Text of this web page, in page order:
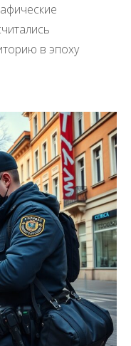
в эпоху